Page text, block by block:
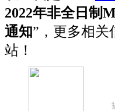
2022年非全日制
通知”，更多相关
站！